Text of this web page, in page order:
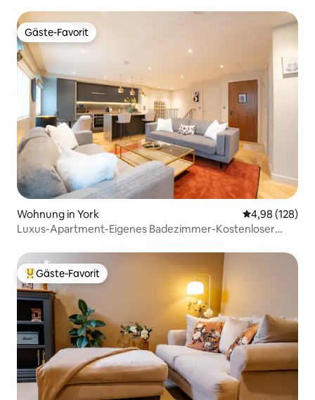
Gäste-Favorit
Gäste-Favorit
Wohnung in York
4,98 (128)
Luxus-Apartment-Eigenes Badezimmer-Kostenloser
Beliebter Gäste-Favorit.
Gäste-Favorit